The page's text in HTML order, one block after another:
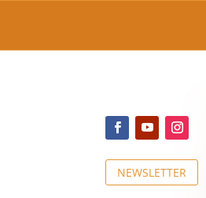
NEWSLETTER